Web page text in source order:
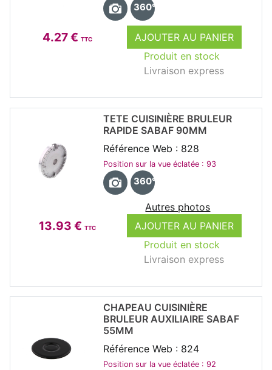
4.27 € TTC
AJOUTER AU PANIER
Produit en stock
Livraison express
360°
13.93 € TTC
AJOUTER AU PANIER
Produit en stock
Livraison express
TETE CUISINIÈRE BRULEUR
RAPIDE SABAF 90MM
Référence Web : 828
Position sur la vue éclatée : 93
360°
Autres photos
CHAPEAU CUISINIÈRE
BRULEUR AUXILIAIRE SABAF
55MM
Référence Web : 824
Position sur la vue éclatée : 92